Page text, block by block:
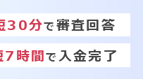
30分で審査回答
7時間で入金完了